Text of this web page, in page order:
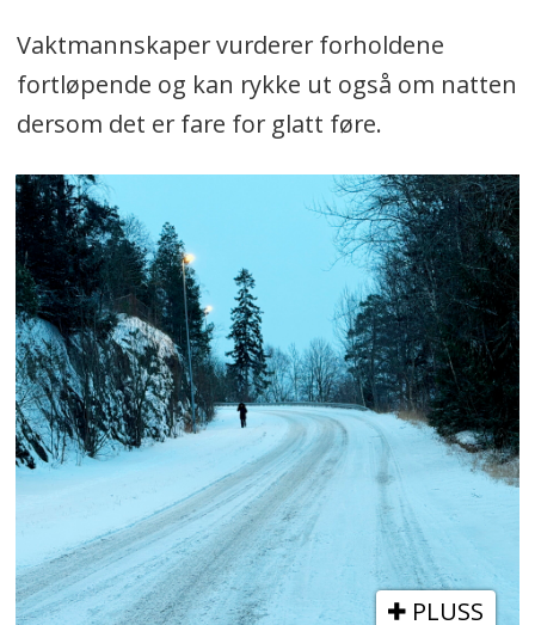
Vaktmannskaper vurderer forholdene
fortløpende og kan rykke ut også om natten
dersom det er fare for glatt føre.
PLUSS